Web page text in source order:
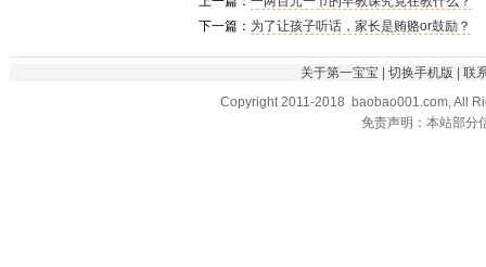
下一篇： 为了让孩子听话，家长是贿赂or鼓励？
关于第一宝宝 | 切换手机版 | 联
Copyright 2011-2018 baobao001.com, All
免责声明：本站部分